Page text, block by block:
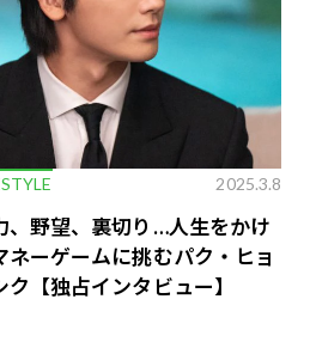
2025.3.8
、野望、裏切り…人生をかけ
ネーゲームに挑むパク・ヒョ
ク【独占インタビュー】